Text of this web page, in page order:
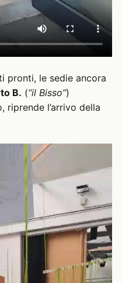
pronti, le sedie ancora
B. (“il Bisso”)
riprende l’arrivo della